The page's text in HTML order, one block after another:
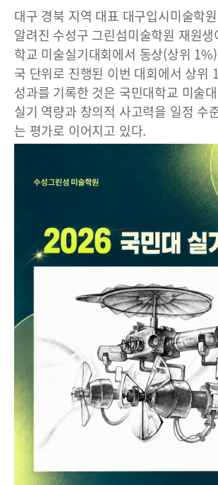
대구 경북 지역 대표 대구입시미술학
알려진 수성구 그린섬미술학원 재원
학교 미술실기대회에서 동상(상위
국 단위로 진행된 이번 대회에서 상위
성과를 기록한 것은 국민대학교 미술
실기 역량과 창의적 사고력을 일정 수
는 평가로 이어지고 있다.